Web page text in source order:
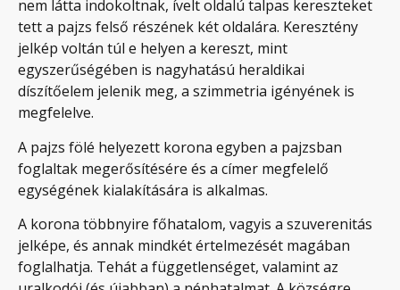
nem látta indokoltnak, ívelt oldalú talpas kereszteket
tett a pajzs felső részének két oldalára. Keresztény
jelkép voltán túl e helyen a kereszt, mint
egyszerűségében is nagyhatású heraldikai
díszítőelem jelenik meg, a szimmetria igényének is
megfelelve.
A pajzs fölé helyezett korona egyben a pajzsban
foglaltak megerősítésére és a címer megfelelő
egységének kialakítására is alkalmas.
A korona többnyire főhatalom, vagyis a szuverenitás
jelképe, és annak mindkét értelmezését magában
foglalhatja. Tehát a függetlenséget, valamint az